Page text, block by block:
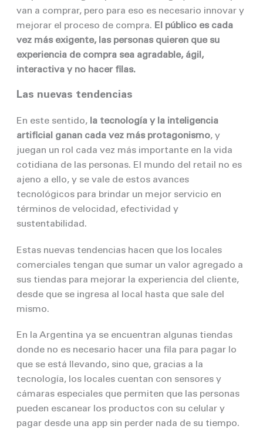
van a comprar, pero para eso es necesario innovar y
mejorar el proceso de compra. El público es cada
vez más exigente, las personas quieren que su
experiencia de compra sea agradable, ágil,
interactiva y no hacer filas.
Las nuevas tendencias
En este sentido, la tecnología y la inteligencia
artificial ganan cada vez más protagonismo, y
juegan un rol cada vez más importante en la vida
cotidiana de las personas. El mundo del retail no es
ajeno a ello, y se vale de estos avances
tecnológicos para brindar un mejor servicio en
términos de velocidad, efectividad y
sustentabilidad.
Estas nuevas tendencias hacen que los locales
comerciales tengan que sumar un valor agregado a
sus tiendas para mejorar la experiencia del cliente,
desde que se ingresa al local hasta que sale del
mismo.
En la Argentina ya se encuentran algunas tiendas
donde no es necesario hacer una fila para pagar lo
que se está llevando, sino que, gracias a la
tecnología, los locales cuentan con sensores y
cámaras especiales que permiten que las personas
pueden escanear los productos con su celular y
pagar desde una app sin perder nada de su tiempo.